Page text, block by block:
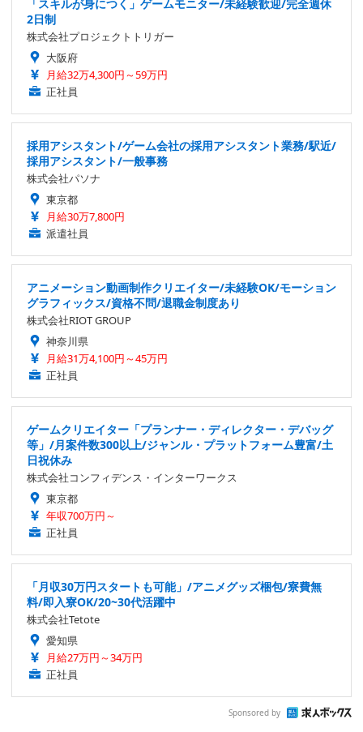
「スキルが身につく」ゲームモニター/未経験歓迎/完全週休
2日制
株式会社プロジェクトトリガー
大阪府
月給32万4,300円～59万円
正社員
採用アシスタント/ゲーム会社の採用アシスタント業務/駅近/
採用アシスタント/一般事務
株式会社パソナ
東京都
月給30万7,800円
派遣社員
アニメーション動画制作クリエイター/未経験OK/モーション
グラフィックス/資格不問/退職金制度あり
株式会社RIOT GROUP
神奈川県
月給31万4,100円～45万円
正社員
ゲームクリエイター「プランナー・ディレクター・デバッグ
等」/月案件数300以上/ジャンル・プラットフォーム豊富/土
日祝休み
株式会社コンフィデンス・インターワークス
東京都
年収700万円～
正社員
「月収30万円スタートも可能」/アニメグッズ梱包/寮費無
料/即入寮OK/20~30代活躍中
株式会社Tetote
愛知県
月給27万円～34万円
正社員
Sponsored by